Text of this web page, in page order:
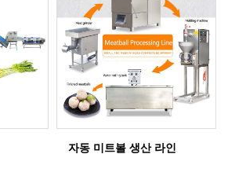
자동 미트볼 생산 라인